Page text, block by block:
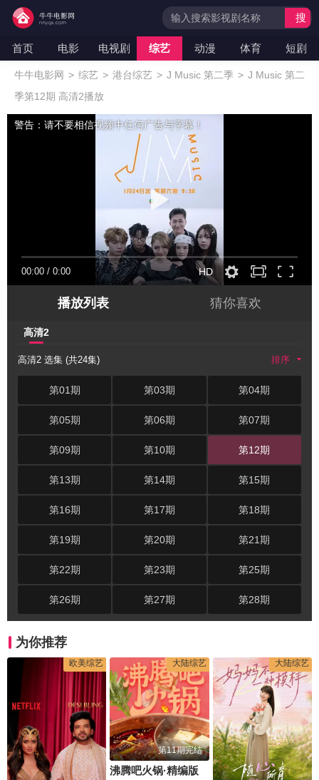
首页 电影 电视剧 综艺 动漫 体育 短剧
搜
牛牛电影网 > 综艺 > 港台综艺 > J Music 第二季 > J Music 第二
季第12期 高清2播放
00:00 / 0:00 HD
警告：请不要相信视频中任何广告与字幕！
播放列表 猜你喜欢
高清2
高清2 选集 (共24集) 排序
第01期 第03期 第04期
第05期 第06期 第07期
第09期 第10期 第12期
第13期 第14期 第15期
第16期 第17期 第18期
第19期 第20期 第21期
第22期 第23期 第25期
第26期 第27期 第28期
为你推荐
欧美综艺 大陆综艺
第11期完结
沸腾吧火锅·精编版
大陆综艺